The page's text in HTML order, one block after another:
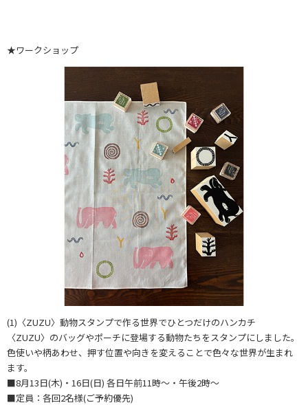
★ワークショップ
(1)〈ZUZU〉動物スタンプで作る世界でひとつだけのハンカチ
〈ZUZU〉のバッグやポーチに登場する動物たちをスタンプにしました。
色使いや柄あわせ、押す位置や向きを変えることで色々な世界が生まれ
ます。
■8月13日(木)・16日(日) 各日午前11時～・午後2時～
■定員：各回2名様(ご予約優先)